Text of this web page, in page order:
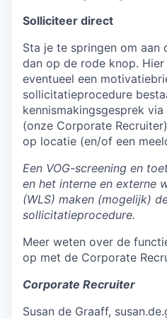
Solliciteer direct
Sta je te springen om aan
dan op de rode knop.
eventueel een
sollicitatieprocedure
kennismakingsgesprek via
(onze Corporate
op locatie (en/of een
Een VOG-screening en
en het interne en externe
(WLS) maken (mogelijk)
sollicitatieprocedure.
Meer weten over de
op met de Corporate
Corporate Recruiter
Susan de Graaff,